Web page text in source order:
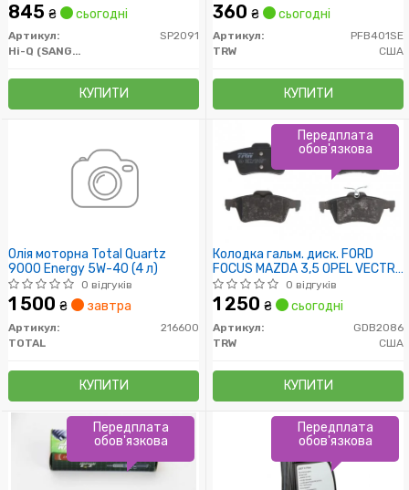
845 ₴ сьогодні
Артикул:
SP2091
Hi-Q (SANGSIN)
КУПИТИ
360 ₴ сьогодні
Артикул:
PFB401SE
TRW
США
КУПИТИ
Олія моторна Total Quartz
9000 Energy 5W-40 (4 л)
0 відгуків
1 500 ₴ завтра
Артикул:
216600
TOTAL
КУПИТИ
Колодка гальм. диск. FORD
FOCUS MAZDA 3,5 OPEL VECTRA
C, RENAULT LAGUNA задн. (пр-
во TRW)
0 відгуків
1 250 ₴ сьогодні
Артикул:
GDB2086
TRW
США
КУПИТИ
Передплата
обов'язкова
Передплата
обов'язкова
Передплата
обов'язкова